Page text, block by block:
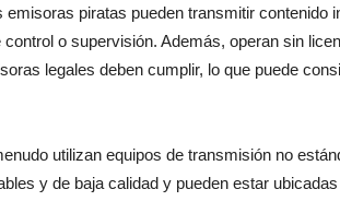
piratas pueden transmitir contenido
control o supervisión. Además, operan sin
legales deben cumplir, lo que puede
utilizan equipos de transmisión no
y de baja calidad y pueden estar